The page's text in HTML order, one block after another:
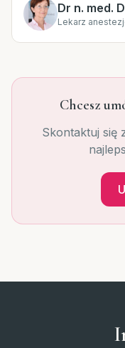
Dr n. med.
Lekarz
Chcesz
Skontaktuj się